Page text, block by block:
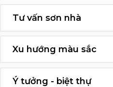
Tư vấn sơn nhà
Xu hướng màu sắc
Ý tưởng - biệt thự